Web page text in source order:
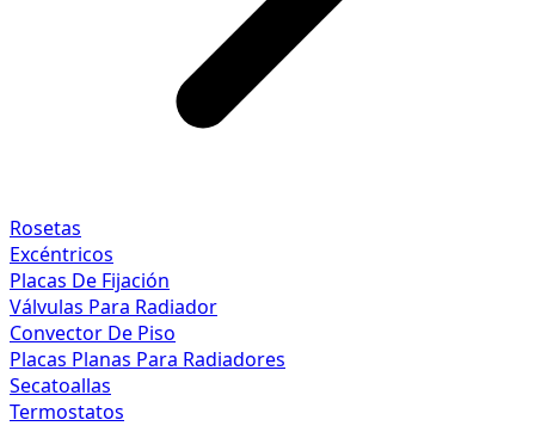
Rosetas
Excéntricos
Placas De Fijación
Válvulas Para Radiador
Convector De Piso
Placas Planas Para Radiadores
Secatoallas
Termostatos